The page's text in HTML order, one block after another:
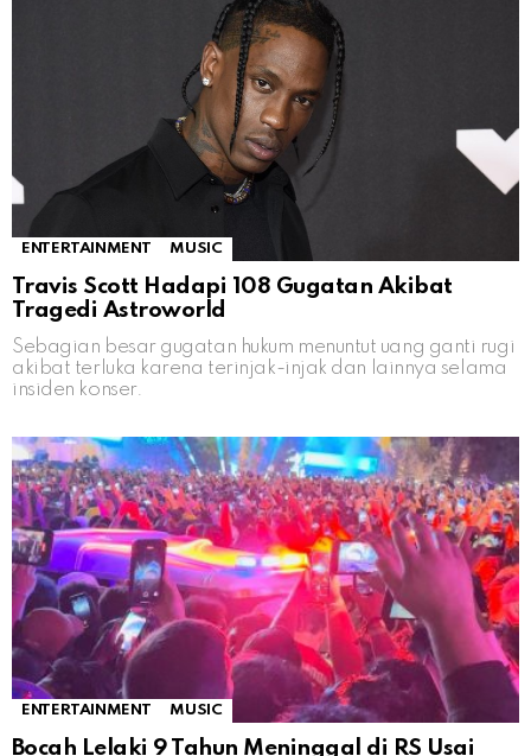
ENTERTAINMENT MUSIC
Travis Scott Hadapi 108 Gugatan Akibat
Tragedi Astroworld
Sebagian besar gugatan hukum menuntut uang ganti rugi
akibat terluka karena terinjak-injak dan lainnya selama
insiden konser.
ENTERTAINMENT MUSIC
Bocah Lelaki 9 Tahun Meninggal di RS Usai